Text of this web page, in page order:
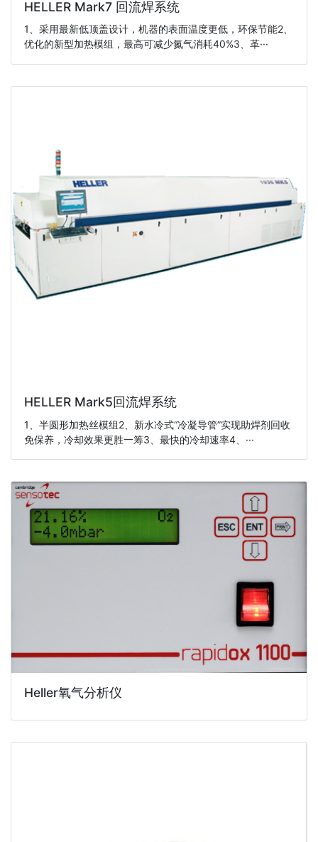
HELLER Mark7 回流焊系统
1、采用最新低顶盖设计，机器的表面温度更低，环保节能2、
优化的新型加热模组，最高可减少氮气消耗40%3、革···
HELLER Mark5回流焊系统
1、半圆形加热丝模组2、新水冷式“冷凝导管”实现助焊剂回收
免保养，冷却效果更胜一筹3、最快的冷却速率4、···
Heller氧气分析仪